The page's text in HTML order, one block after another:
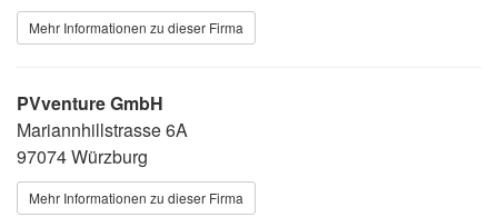
Mehr Informationen zu dieser Firma
PVventure GmbH
Mariannhillstrasse 6A
97074 Würzburg
Mehr Informationen zu dieser Firma